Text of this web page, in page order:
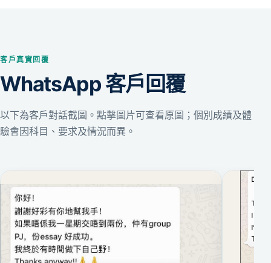
客戶真實回覆
WhatsApp 客戶回覆
以下為客戶對話截圖。點擊圖片可查看原圖；個別成績及體
驗會因科目、要求及情況而異。